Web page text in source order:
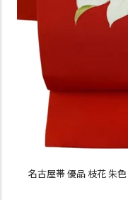
名古屋帯 優品 枝花 朱